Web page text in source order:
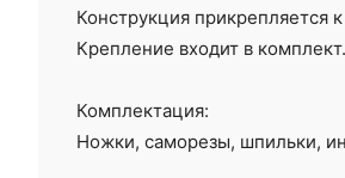
Конструкция прикрепляется
Крепление входит в комплект.
Комплектация:
Ножки, саморезы, шпильки,